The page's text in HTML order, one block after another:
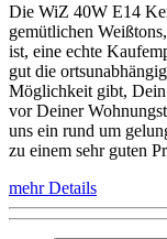
Die WiZ 40W E14
gemütlichen
ist, eine echte
gut die
Möglichkeit gibt, Dein
vor Deiner
uns ein rund um
zu einem sehr guten
mehr Details